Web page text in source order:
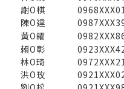
謝O棋
陳O達
黃O糴
賴O彰
林O琦
洪O玫